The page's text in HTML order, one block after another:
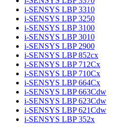
i-SENSYS LBP 3310
i-SENSYS LBP 3250
i-SENSYS LBP 3100
i-SENSYS LBP 3010
i-SENSYS LBP 2900
i-SENSYS LBP 852cx
i-SENSYS LBP 712Cx
i-SENSYS LBP 710Cx
i-SENSYS LBP 664Cx
i-SENSYS LBP 663Cdw
i-SENSYS LBP 623Cdw
i-SENSYS LBP 621Cdw
i-SENSYS LBP 352x